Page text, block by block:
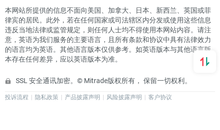
本网站所提供的信息不面向美国、加拿大、日本、新西兰、英国或菲
律宾的居民。此外，若在任何国家或司法辖区内分发或使用这些信息
违反当地法律或监管规定，则任何人士均不得使用本网站内容。请注
意，英语为我们服务的主要语言，且所有条款和协议中具有法律效力
的语言均为英语。其他语言版本仅供参考。如英语版本与其他语言版
本存在任何差异，应以英语版本为准。
SSL 安全通讯加密。© Mitrade版权所有， 保留一切权利。
投诉流程 隐私政策 产品披露声明 风险披露声明 客户协议